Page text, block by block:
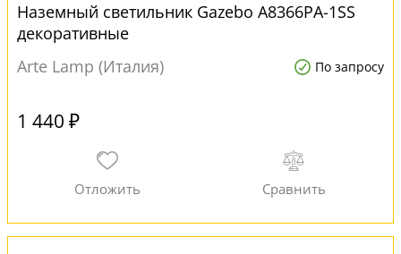
Наземный светильник Gazebo A8366PA-1SS
декоративные
Arte Lamp (Италия)
По запросу
1 440 ₽